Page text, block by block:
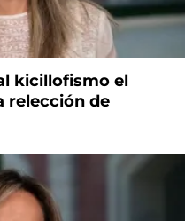
kicillofismo el
relección de